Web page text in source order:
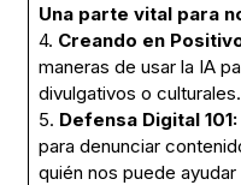
Una parte vital para
4. Creando en
maneras de usar la IA
divulgativos o culturales.
5. Defensa Digital 101:
para denunciar
quién nos puede